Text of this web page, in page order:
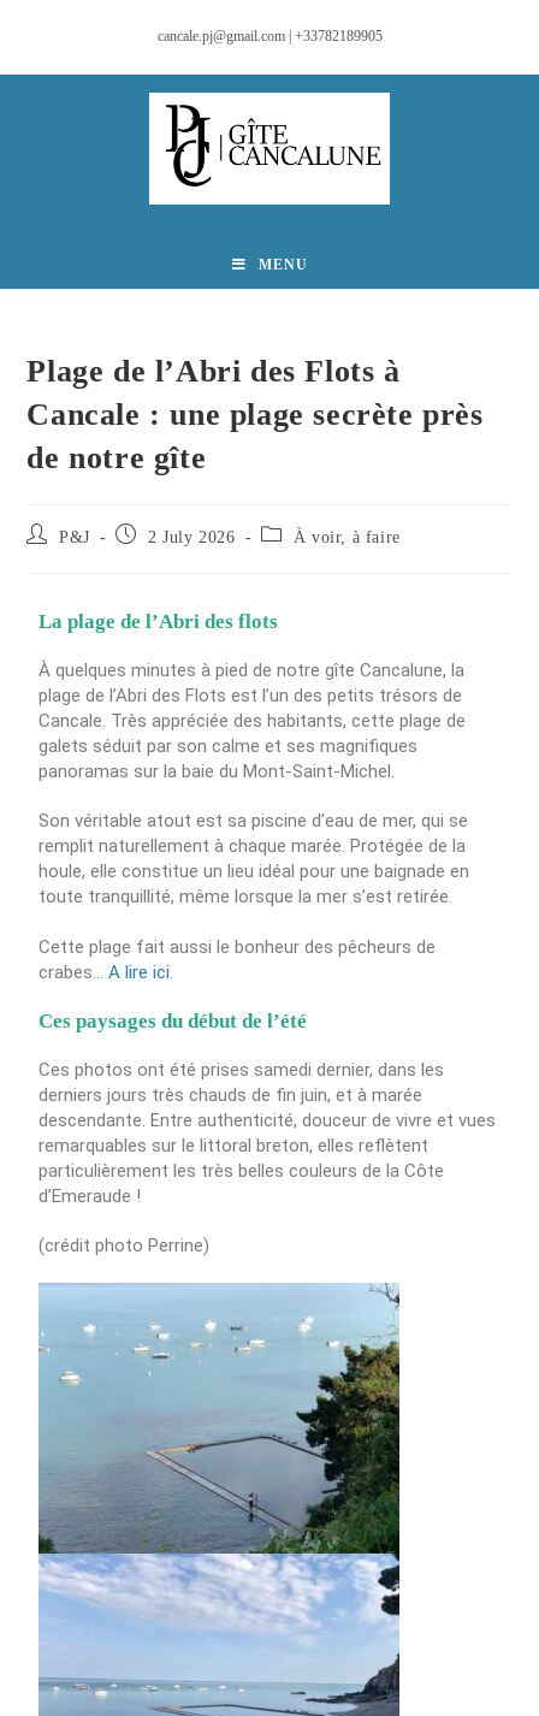
cancale.pj@gmail.com | +33782189905
MENU
Plage de l’Abri des Flots à
Cancale : une plage secrète près
de notre gîte
P&J 2 July 2026 À voir, à faire
La plage de l’Abri des flots
À quelques minutes à pied de notre gîte Cancalune, la
plage de l’Abri des Flots est l’un des petits trésors de
Cancale. Très appréciée des habitants, cette plage de
galets séduit par son calme et ses magnifiques
panoramas sur la baie du Mont-Saint-Michel.
Son véritable atout est sa piscine d’eau de mer, qui se
remplit naturellement à chaque marée. Protégée de la
houle, elle constitue un lieu idéal pour une baignade en
toute tranquillité, même lorsque la mer s’est retirée.
Cette plage fait aussi le bonheur des pêcheurs de
crabes…A lire ici.
Ces paysages du début de l’été
Ces photos ont été prises samedi dernier, dans les
derniers jours très chauds de fin juin, et à marée
descendante. Entre authenticité, douceur de vivre et vues
remarquables sur le littoral breton, elles reflètent
particulièrement les très belles couleurs de la Côte
d’Emeraude !
(crédit photo Perrine)